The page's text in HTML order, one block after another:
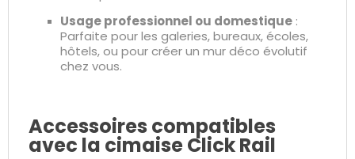
Usage professionnel ou domestique :
Parfaite pour les galeries, bureaux, écoles,
hôtels, ou pour créer un mur déco évolutif
chez vous.
Accessoires compatibles
avec la cimaise Click Rail